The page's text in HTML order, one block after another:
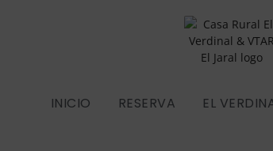
INICIO RESERVA EL